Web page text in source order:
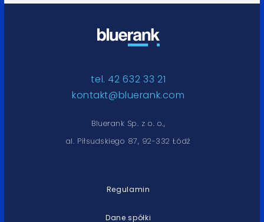
tel. 42 632 33 21
kontakt@bluerank.com
Bluerank Sp. z o. o.,
al. Piłsudskiego 87, 92-332 Łódź
Regulamin
Dane spółki